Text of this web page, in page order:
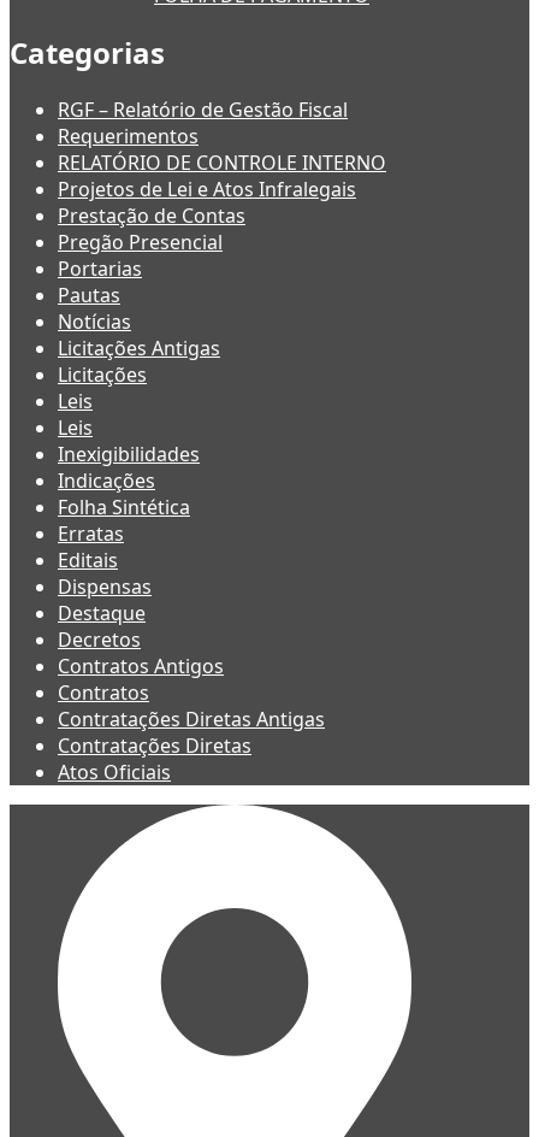
Categorias
RGF – Relatório de Gestão Fiscal
Requerimentos
RELATÓRIO DE CONTROLE INTERNO
Projetos de Lei e Atos Infralegais
Prestação de Contas
Pregão Presencial
Portarias
Pautas
Notícias
Licitações Antigas
Licitações
Leis
Leis
Inexigibilidades
Indicações
Folha Sintética
Erratas
Editais
Dispensas
Destaque
Decretos
Contratos Antigos
Contratos
Contratações Diretas Antigas
Contratações Diretas
Atos Oficiais